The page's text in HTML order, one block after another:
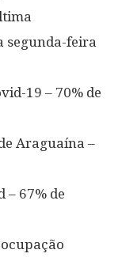
segunda-feira
19 – 70% de
Araguaína –
– 67% de